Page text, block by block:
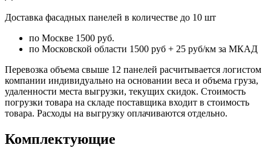
Доставка фасадных панелей в количестве до 10 шт
по Москве 1500 руб.
по Московской области 1500 руб + 25 руб/км за МКАД
Перевозка объема свыше 12 панелей расчитывается логистом
компании индивидуально на основании веса и объема груза,
удаленности места выгрузки, текущих скидок. Стоимость
погрузки товара на складе поставщика входит в стоимость
товара. Расходы на выгрузку оплачиваются отдельно.
Комплектующие